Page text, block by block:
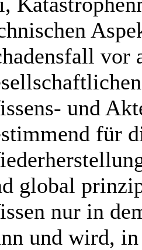
und
für
global
nur in
und wird,